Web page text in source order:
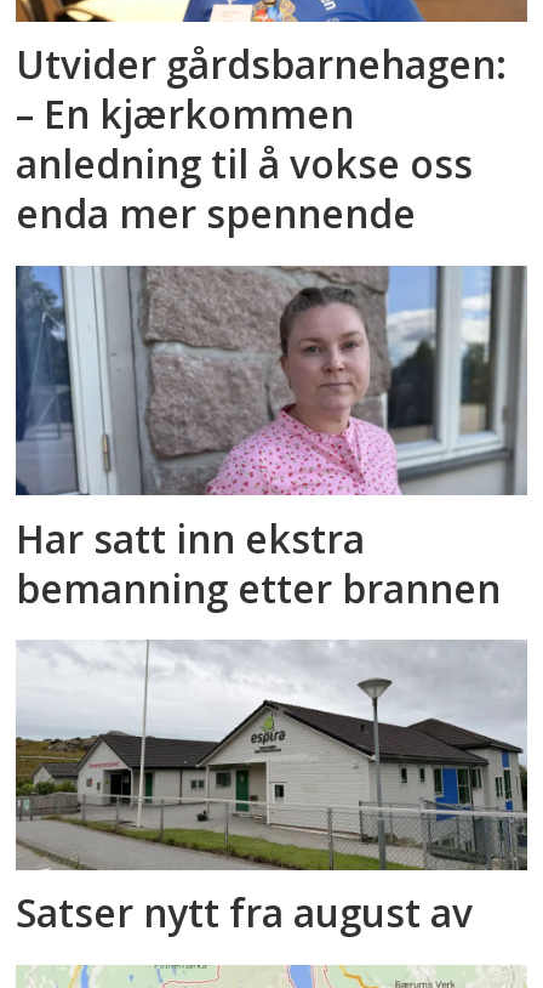
Utvider gårdsbarnehagen:
– En kjærkommen
anledning til å vokse oss
enda mer spennende
Har satt inn ekstra
bemanning etter brannen
Satser nytt fra august av